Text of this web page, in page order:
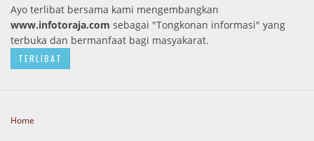
Ayo terlibat bersama kami mengembangkan
www.infotoraja.com sebagai "Tongkonan informasi" yang
terbuka dan bermanfaat bagi masyakarat.
TERLIBAT
Home